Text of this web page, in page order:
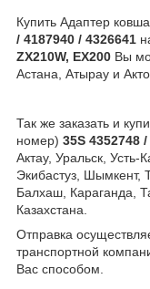
Купить Адаптер
/ 4187940 / 4326641
ZX210W, EX200 Вы
Астана, Атырау и
Так же заказать и
номер) 35S 4352748
Актау, Уральск, Усть-
Экибастуз, Шымкент,
Балхаш, Караганда,
Казахстана.
Отправка
транспортной
Вас способом